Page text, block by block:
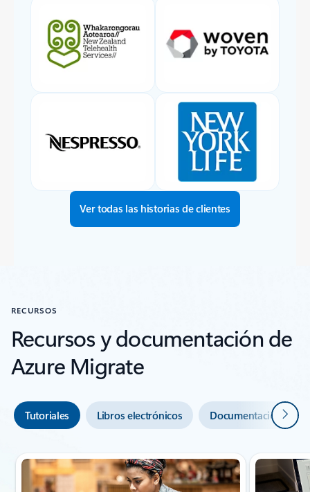
Ver todas las historias de clientes
RECURSOS
Recursos y documentación de
Azure Migrate
Tutoriales Libros electrónicos Documentación y
Mostrando diapositiva 1 de 6